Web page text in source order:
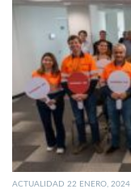
ACTUALIDAD 22 ENERO, 2024